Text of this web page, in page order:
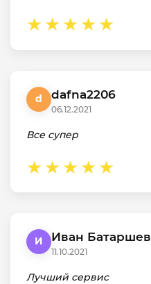
d dafna2206
06.12.2021
Все супер
И Иван Батаршев
11.10.2021
Лучший сервис